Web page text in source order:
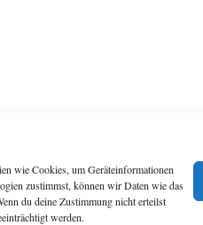
wie Cookies, um Geräteinformationen
zustimmst, können wir Daten wie das
du deine Zustimmung nicht erteilst
werden.
Archiv